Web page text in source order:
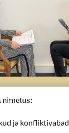
nimetus:
ja konfliktivabad